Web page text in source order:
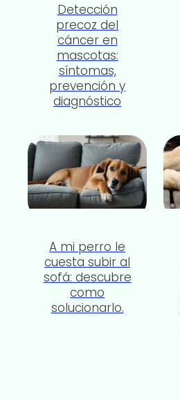
Detección
precoz del
cáncer en
mascotas:
síntomas,
prevención y
diagnóstico
A mi perro le
cuesta subir al
sofá: descubre
como
solucionarlo.